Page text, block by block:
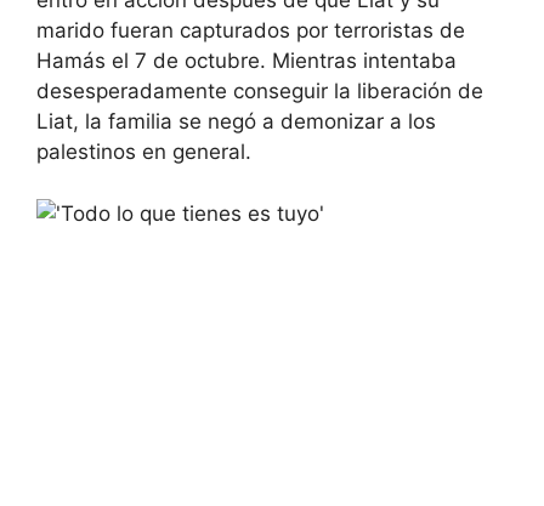
marido fueran capturados por terroristas de
Hamás el 7 de octubre. Mientras intentaba
desesperadamente conseguir la liberación de
Liat, la familia se negó a demonizar a los
palestinos en general.